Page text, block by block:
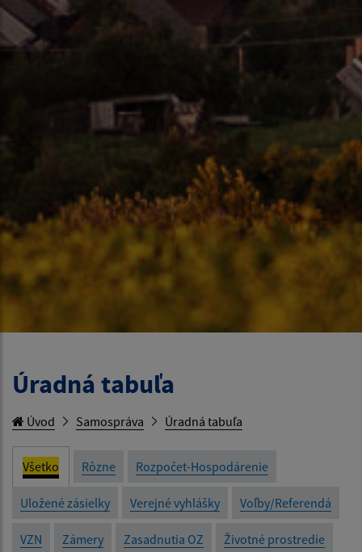
Úradná tabuľa
Úvod Samospráva Úradná tabuľa
Všetko Rôzne Rozpočet-Hospodárenie
Uložené zásielky Verejné vyhlášky Voľby/Referendá
VZN Zámery Zasadnutia OZ Životné prostredie